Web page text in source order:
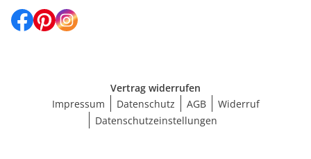
Vertrag widerrufen
Impressum
Datenschutz AGB
Widerruf
Datenschutzeinstellungen